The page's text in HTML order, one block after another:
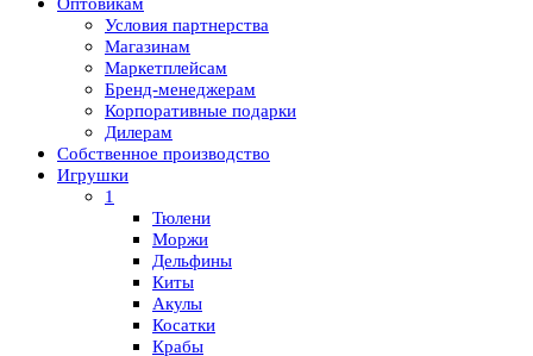
Условия партнерства
Магазинам
Маркетплейсам
Бренд-менеджерам
Корпоративные подарки
Дилерам
Собственное производство
Игрушки
1
Тюлени
Моржи
Дельфины
Киты
Акулы
Косатки
Крабы